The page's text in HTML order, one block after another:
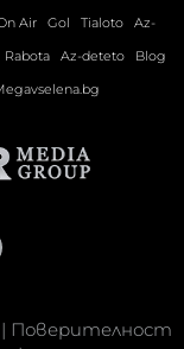
Air Gol Tialoto
Az-
Rabota Az-deteto
Blog
| Поверителност